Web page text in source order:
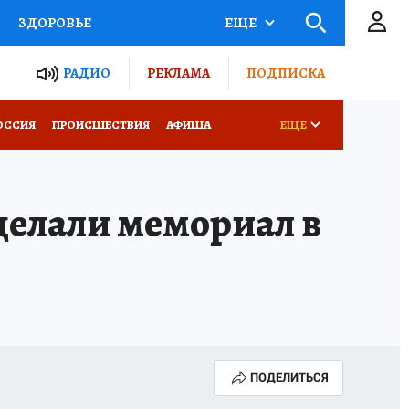
ЗДОРОВЬЕ
РОССИИ
ЕЩЕ
РАДИО РЕКЛАМА ПОДПИСКА
ПРОИСШЕСТВИЯ АФИША ЕЩЕ
мемориал в
ПОДЕЛИТЬСЯ